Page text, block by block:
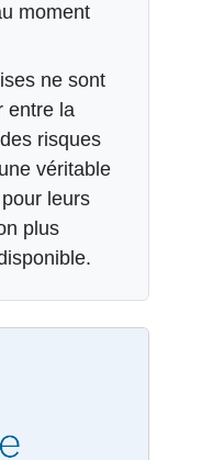
moment
ne sont
entre la
risques
véritable
leurs
plus